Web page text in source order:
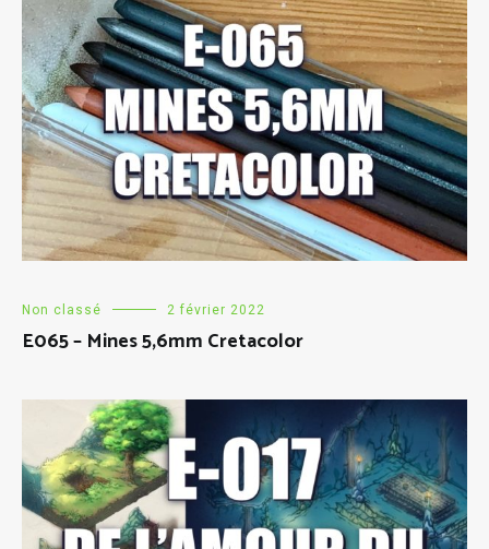
Non classé 2 février 2022
E065 – Mines 5,6mm Cretacolor